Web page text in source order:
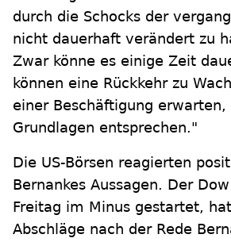
durch die Schocks der
nicht dauerhaft verändert zu
Zwar könne es einige Zeit
können eine Rückkehr zu
einer Beschäftigung erwarten,
Grundlagen entsprechen."
Die US-Börsen reagierten
Bernankes Aussagen. Der
Freitag im Minus gestartet,
Abschläge nach der Rede